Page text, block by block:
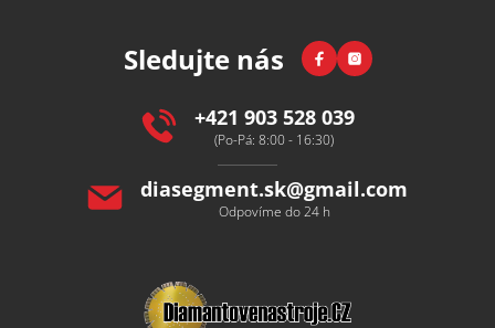
Sledujte nás FacebookInstagram
+421 903 528 039
(Po-Pá: 8:00 - 16:30)
diasegment.sk@gmail.com
Odpovíme do 24 h